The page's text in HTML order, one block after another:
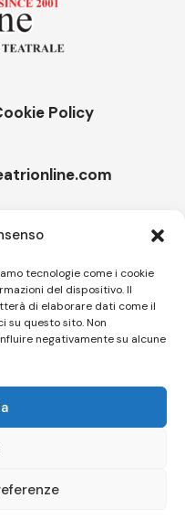
tecnologie come i cookie
del dispositivo. Il
di elaborare dati come il
su questo sito. Non
negativamente su alcune
Policy
Calderazzo
SR WEB
alla privacy